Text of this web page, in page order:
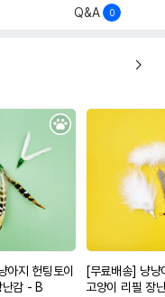
Q&A 0
아지 헌팅토이
난감 - B
[무료배송] 냥냥
고양이 리필 장